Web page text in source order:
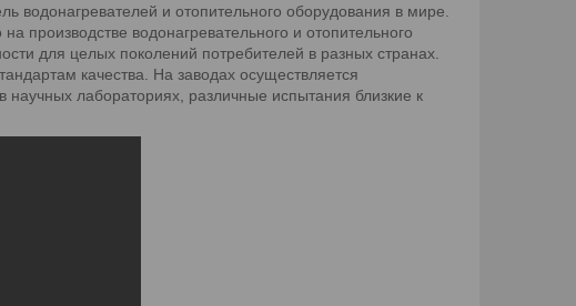
и отопительного оборудования в мире.
производстве водонагревательного и отопительного
для целых поколений потребителей в разных странах.
качества. На заводах осуществляется
научных лабораториях, различные испытания близкие к